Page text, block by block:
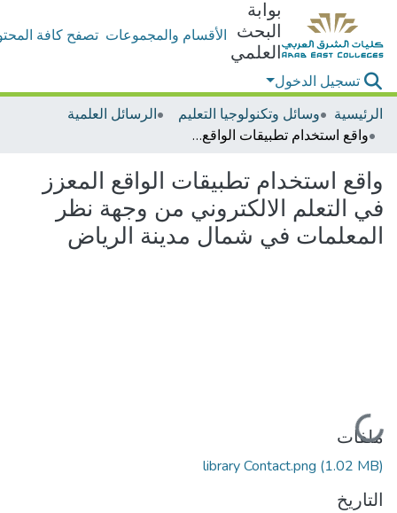
بوابة
البحث
العلمي
الأقسام والمجموعات تصفح كافة
تسجيل الدخول
الرئيسية
وسائل وتكنولوجيا التعليم
الرسائل العلمية
واقع استخدام تطبيقات الواقع المعزز في التعلم الالكتروني من وجهة نظر المعلمات في شمال مدينة الرياض
واقع استخدام تطبيقات الواقع المعزز
في التعلم الالكتروني من وجهة نظر
المعلمات في شمال مدينة الرياض
جاري التحميل...
ملفات
library Contact.png (1.02 MB)
التاريخ